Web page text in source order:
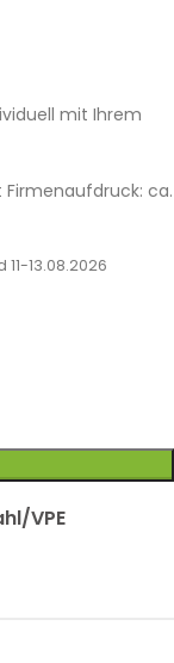
mit Ihrem
ca.
13.08.2026
VPE